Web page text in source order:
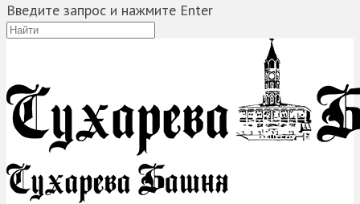
Введите запрос и нажмите Enter